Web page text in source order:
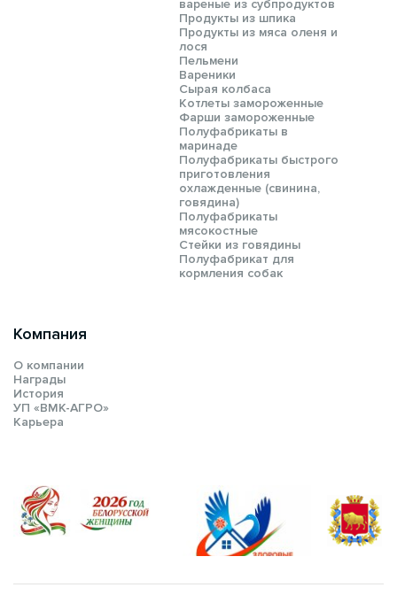
Компания
О компании
Награды
История
УП «ВМК-АГРО»
Карьера
вареные из субпродуктов
Продукты из шпика
Продукты из мяса оленя и
лося
Пельмени
Вареники
Сырая колбаса
Котлеты замороженные
Фарши замороженные
Полуфабрикаты в
маринаде
Полуфабрикаты быстрого
приготовления
охлажденные (свинина,
говядина)
Полуфабрикаты
мясокостные
Стейки из говядины
Полуфабрикат для
кормления собак